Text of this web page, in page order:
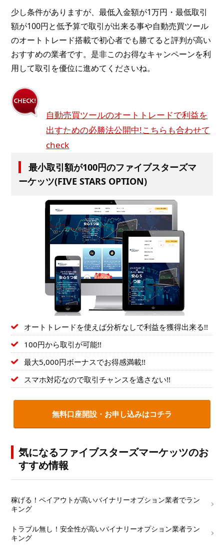
少し条件がありますが、最低入金額が1万円・最低取引
額が100円と低予算で取引が出来る事や自動売買ツール
のオートトレード搭載で初心者でも勝てると評判が高い
おすすめの業者です。是非このお得なキャンペーンを利
用して取引を優位に進めてくださいね。
自動売買ツールのオートトレードで利益を
出すための必勝法公開中!こちらも合わせて
check
最小取引額が100円のファイブスターズマ
ーケッツ(FIVE STARS OPTION)
オートトレードを使えば分析なしで利益を獲得出来る!!
100円から取引が可能!!
最大5,000円ボーナスでお得感満載!!
スマホ対応なので取引チャンスを逃さない!!
無料口座開設・お申し込みはコチラ
気になるファイブスターズマーケッツのお
すすめ情報
稼げる！ペイアウトが高いバイナリーオプション業者でラン
キング
トラブル無し！安全性が高いバイナリーオプション業者ラン
キング